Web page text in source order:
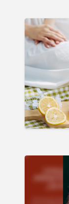
度
端
午
鶯
歌
點
美
學
館
藝
饗
月